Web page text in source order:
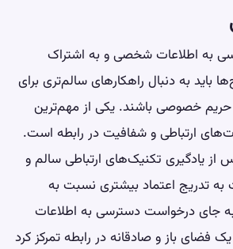
به اطلاعات شخصی و به اشتراک
باید به دنبال راهکارهای سالم‌تری برای
خصوصی باشند. یکی از مهم‌ترین
ارتباطی و شفافیت در رابطه است.
از یادگیری تکنیک‌های ارتباطی سالم و
تدریج اعتماد بیشتری نسبت به
جای درخواست دسترسی به اطلاعات
فضای باز و صادقانه در رابطه تمرکز کرد